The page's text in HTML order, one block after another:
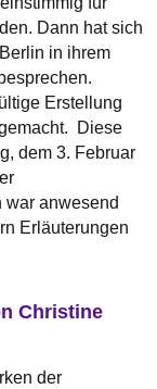
Dann hat sich
in ihrem
Erstellung
Diese
dem 3. Februar
war anwesend
Erläuterungen
Christine
der